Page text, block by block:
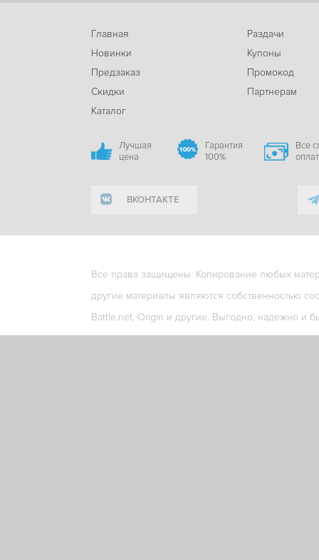
Главная
Новинки
Предзаказ
Скидки
Каталог
Раздачи
Купоны
Промокод
Партнерам
Лучшая
цена
Гарантия
100%
Все
ВКОНТАКТЕ
Все права защищены. Копирование любых
другие материалы являются собственностью
Battle.net, Origin и другие. Выгодно, надежно и